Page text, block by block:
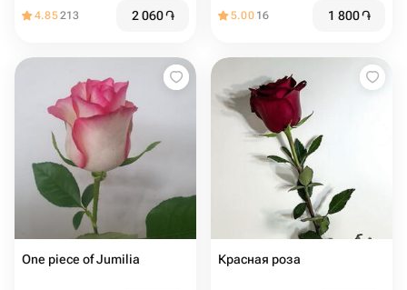
4.85213 2 060֏ 5.00 16 1 800֏
One piece of Jumilia Красная роза